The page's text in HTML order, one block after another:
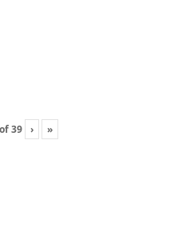
of39 › »